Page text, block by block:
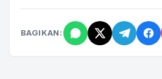
BAGIKAN: